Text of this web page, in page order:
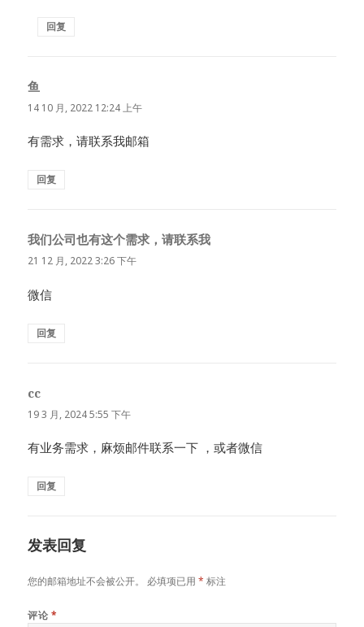
回复
鱼
道：
14 10 月, 2022 12:24 上午
有需求，请联系我邮箱
回复
我们公司也有这个需求，请联系我
21 12 月, 2022 3:26 下午
微信
回复
cc
道：
19 3 月, 2024 5:55 下午
有业务需求，麻烦邮件联系一下 ，或者微信
回复
发表回复
您的邮箱地址不会被公开。 必填项已用* 标注
评论 *